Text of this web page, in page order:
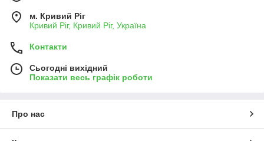
м. Кривий Ріг
Кривий Ріг, Кривий Ріг, Україна
Контакти
Сьогодні вихідний
Показати весь графік роботи
Про нас